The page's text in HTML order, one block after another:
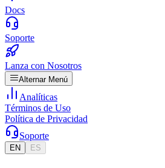
Docs
Soporte
Lanza con Nosotros
Alternar Menú
Analíticas
Términos de Uso
Política de Privacidad
Soporte
EN ES